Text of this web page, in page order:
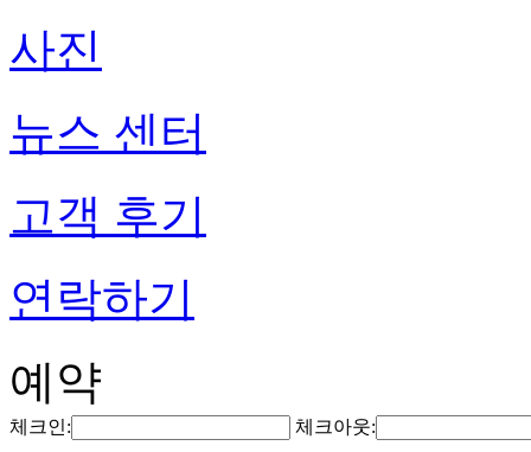
사진
뉴스 센터
고객 후기
연락하기
예약
체크인: 체크아웃: